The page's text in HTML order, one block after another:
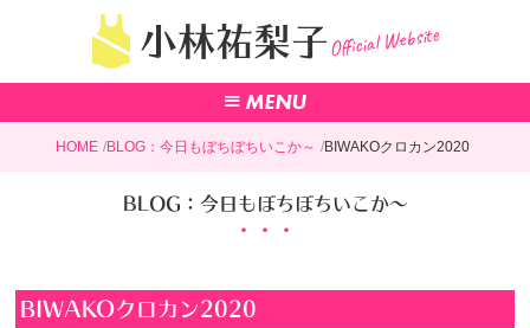
小林祐梨子Official Website
HOME BLOG：今日もぼちぼちいこか～ BIWAKOクロカン2020
BLOG：今日もぼちぼちいこか～
BIWAKOクロカン2020